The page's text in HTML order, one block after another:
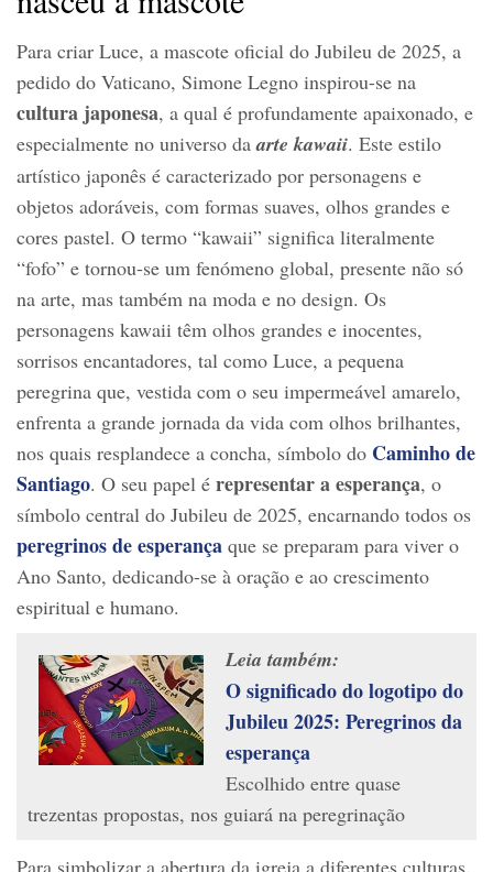
Para criar Luce, a mascote oficial do Jubileu de 2025, a
pedido do Vaticano, Simone Legno inspirou-se na
cultura japonesa, a qual é profundamente apaixonado, e
especialmente no universo daarte kawaii. Este estilo
artístico japonês é caracterizado por personagens e
objetos adoráveis, com formas suaves, olhos grandes e
cores pastel. O termo “kawaii” significa literalmente
“fofo” e tornou-se um fenómeno global, presente não só
na arte, mas também na moda e no design. Os
personagens kawaii têm olhos grandes e inocentes,
sorrisos encantadores, tal como Luce, a pequena
peregrina que, vestida com o seu impermeável amarelo,
enfrenta a grande jornada da vida com olhos brilhantes,
nos quais resplandece a concha, símbolo do Caminho de
Santiago. O seu papel é representar a esperança, o
símbolo central do Jubileu de 2025, encarnando todos os
peregrinos de esperança que se preparam para viver o
Ano Santo, dedicando-se à oração e ao crescimento
espiritual e humano.
Leia também:
O significado do logotipo do
Jubileu 2025: Peregrinos da
esperança
Escolhido entre quase
trezentas propostas, nos guiará na peregrinação